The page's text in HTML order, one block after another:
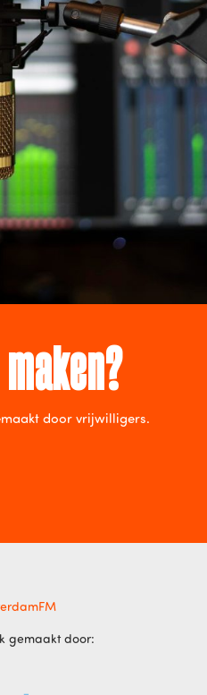
door vrijwilligers.
gemaakt door: